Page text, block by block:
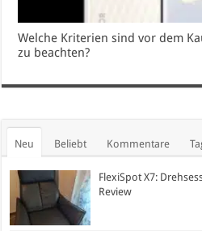
Welche Kriterien sind vor dem
zu beachten?
Neu Beliebt Kommentare
FlexiSpot X7:
Review